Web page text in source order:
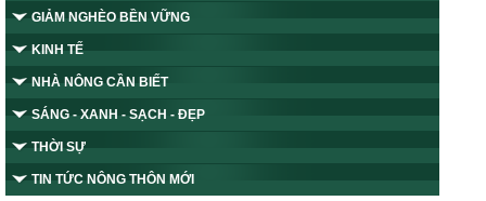
GIẢM NGHÈO BỀN VỮNG
KINH TẾ
NHÀ NÔNG CẦN BIẾT
SÁNG - XANH - SẠCH - ĐẸP
THỜI SỰ
TIN TỨC NÔNG THÔN MỚI